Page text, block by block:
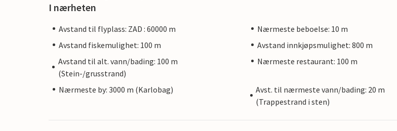
I nærheten
Avstand til flyplass: ZAD : 60000 m
Nærmeste beboelse: 10 m
Avstand fiskemulighet: 100 m
Avstand innkjøpsmulighet: 800 m
Avstand til alt. vann/bading: 100 m
(Stein-/grusstrand)
Nærmeste restaurant: 100 m
Nærmeste by: 3000 m (Karlobag)
Avst. til nærmeste vann/bading: 20 m
(Trappestrand i sten)